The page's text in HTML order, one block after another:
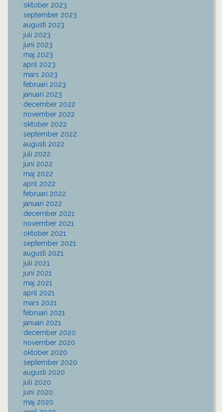
oktober 2023
september 2023
augusti 2023
juli 2023
juni 2023
maj 2023
april 2023
mars 2023
februari 2023
januari 2023
december 2022
november 2022
oktober 2022
september 2022
augusti 2022
juli 2022
juni 2022
maj 2022
april 2022
februari 2022
januari 2022
december 2021
november 2021
oktober 2021
september 2021
augusti 2021
juli 2021
juni 2021
maj 2021
april 2021
mars 2021
februari 2021
januari 2021
december 2020
november 2020
oktober 2020
september 2020
augusti 2020
juli 2020
juni 2020
maj 2020